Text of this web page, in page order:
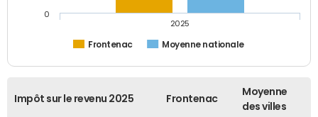
Frontenac Moyenne nationale
2025
0
Impôt sur le revenu 2025 Frontenac
Moyenne
des villes